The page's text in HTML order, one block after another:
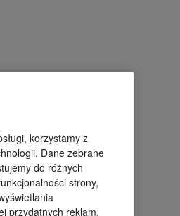
korzystamy z
Dane zebrane
do różnych
strony,
przydatnych reklam.